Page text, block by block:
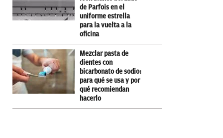
de Parfois en el
uniforme estrella
para la vuelta a la
oficina
Mezclar pasta de
dientes con
bicarbonato de sodio:
para qué se usa y por
qué recomiendan
hacerlo